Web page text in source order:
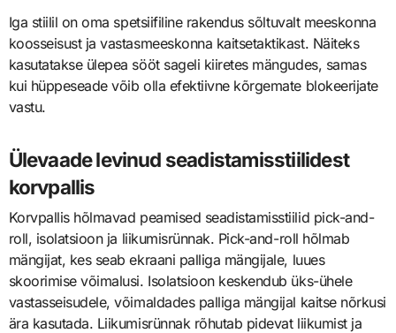
Iga stiilil on oma spetsiifiline rakendus sõltuvalt meeskonna
koosseisust ja vastasmeeskonna kaitsetaktikast. Näiteks
kasutatakse ülepea sööt sageli kiiretes mängudes, samas
kui hüppeseade võib olla efektiivne kõrgemate blokeerijate
vastu.
Ülevaade levinud seadistamisstiilidest
korvpallis
Korvpallis hõlmavad peamised seadistamisstiilid pick-and-
roll, isolatsioon ja liikumisrünnak. Pick-and-roll hõlmab
mängijat, kes seab ekraani palliga mängijale, luues
skoorimise võimalusi. Isolatsioon keskendub üks-ühele
vastasseisudele, võimaldades palliga mängijal kaitse nõrkusi
ära kasutada. Liikumisrünnak rõhutab pidevat liikumist ja